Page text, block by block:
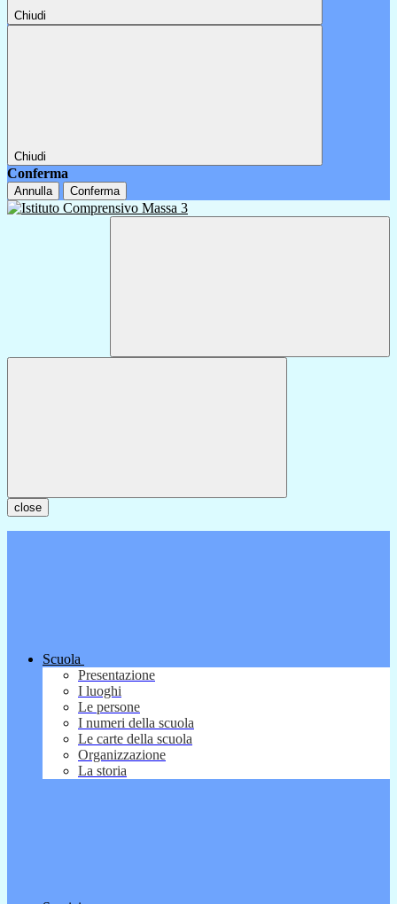
Chiudi
Chiudi
Conferma
Annulla Conferma
close
Scuola
Presentazione
I luoghi
Le persone
I numeri della scuola
Le carte della scuola
Organizzazione
La storia